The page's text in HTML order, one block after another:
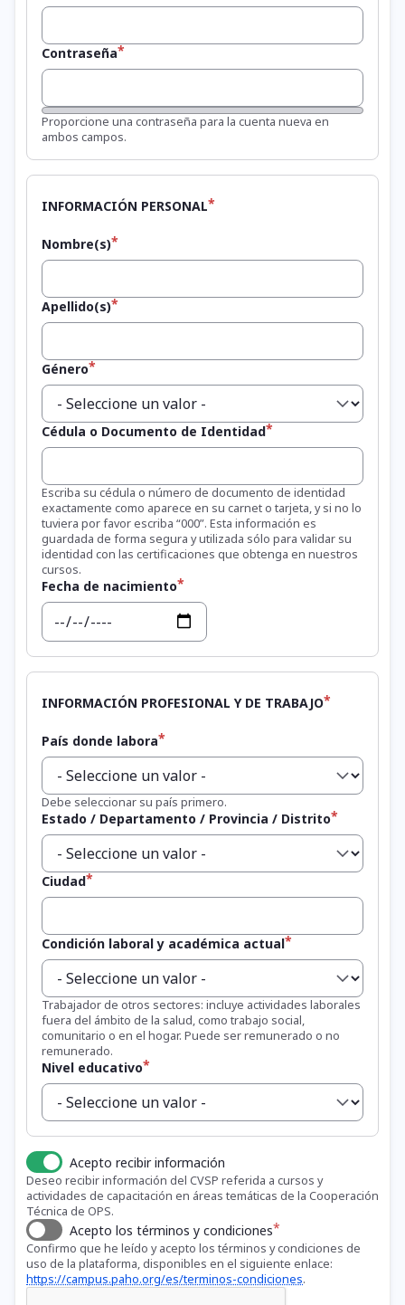
Contraseña
Fortaleza de la contraseña:
Proporcione una contraseña para la cuenta nueva en
ambos campos.
INFORMACIÓN PERSONAL
Nombre(s)
Apellido(s)
Género
Cédula o Documento de Identidad
Escriba su cédula o número de documento de identidad
exactamente como aparece en su carnet o tarjeta, y si no lo
tuviera por favor escriba “000”. Esta información es
guardada de forma segura y utilizada sólo para validar su
identidad con las certificaciones que obtenga en nuestros
cursos.
Fecha de nacimiento
Fecha
INFORMACIÓN PROFESIONAL Y DE TRABAJO
País donde labora
Debe seleccionar su país primero.
Estado / Departamento / Provincia / Distrito
Ciudad
Condición laboral y académica actual
Trabajador de otros sectores: incluye actividades laborales
fuera del ámbito de la salud, como trabajo social,
comunitario o en el hogar. Puede ser remunerado o no
remunerado.
Nivel educativo
Acepto recibir información
Deseo recibir información del CVSP referida a cursos y
actividades de capacitación en áreas temáticas de la Cooperación
Técnica de OPS.
Acepto los términos y condiciones
Confirmo que he leído y acepto los términos y condiciones de
uso de la plataforma, disponibles en el siguiente enlace:
https://campus.paho.org/es/terminos-condiciones.